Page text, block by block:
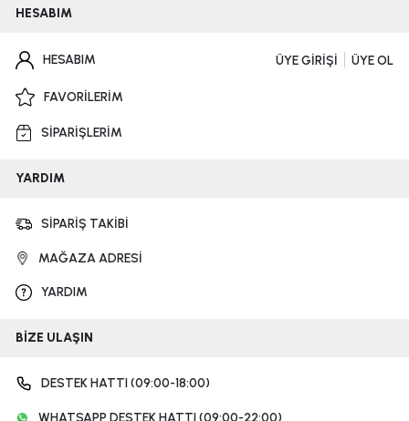
HESABIM
HESABIM ÜYE GİRİŞİ ÜYE OL
FAVORİLERİM
SİPARİŞLERİM
YARDIM
SİPARİŞ TAKİBİ
MAĞAZA ADRESİ
YARDIM
BİZE ULAŞIN
DESTEK HATTI (09:00-18:00)
WHATSAPP DESTEK HATTI (09:00-22:00)